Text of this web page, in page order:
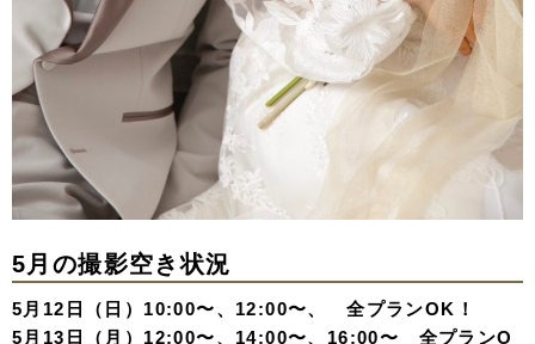
5月の撮影空き状況
5月12日（日）10:00〜、12:00〜、 全プランOK！
5月13日（月）12:00〜、14:00〜、16:00〜 全プランO